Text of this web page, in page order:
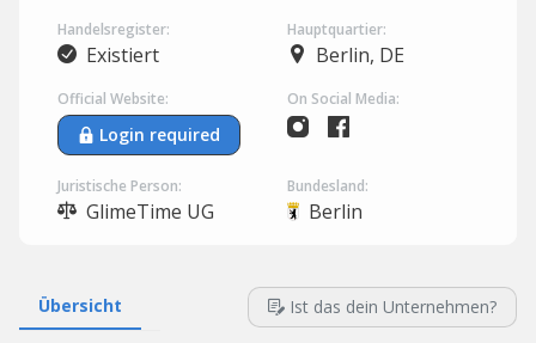
Handelsregister:
Existiert
Hauptquartier:
Berlin, DE
Official Website:
Login required
On Social Media:
Juristische Person:
GlimeTime UG
Bundesland:
Berlin
Übersicht Ist das dein Unternehmen?